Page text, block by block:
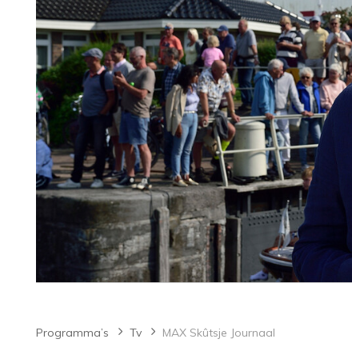
Programma’s Tv MAX Skûtsje Journaal